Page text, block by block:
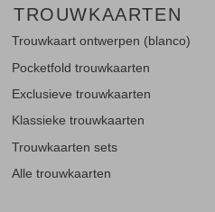
TROUWKAARTEN
Trouwkaart ontwerpen (blanco)
Pocketfold trouwkaarten
Exclusieve trouwkaarten
Klassieke trouwkaarten
Trouwkaarten sets
Alle trouwkaarten